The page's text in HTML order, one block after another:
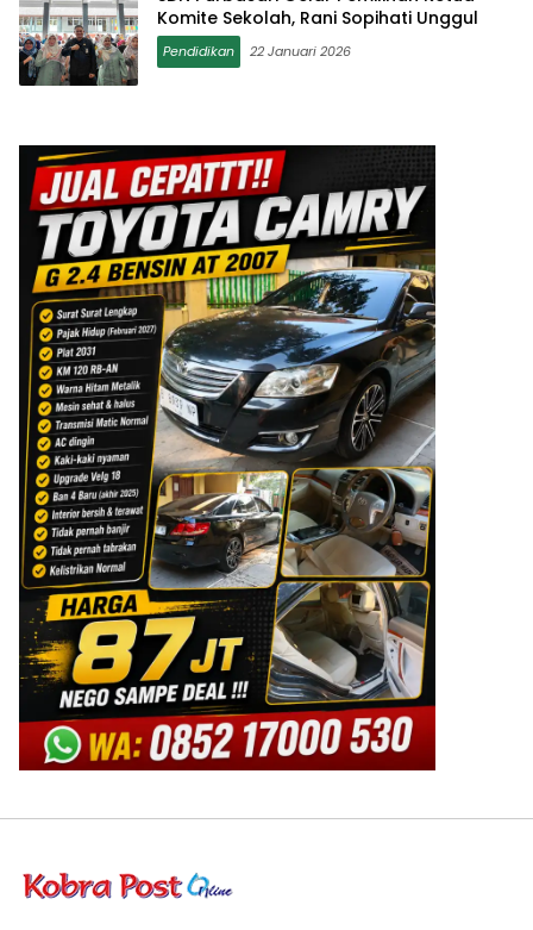
Komite Sekolah, Rani Sopihati Unggul
Pendidikan 22 Januari 2026